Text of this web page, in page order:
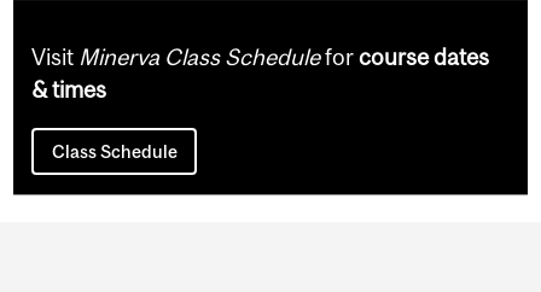
Visit Minerva Class Scheduleforcourse dates
& times
Class Schedule